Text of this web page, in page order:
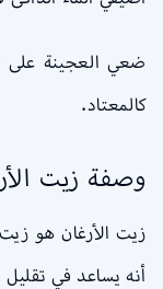
ضعي العجينة
كالمعتاد.
وصفة زيت
زيت الأرغان هو
أنه يساعد في